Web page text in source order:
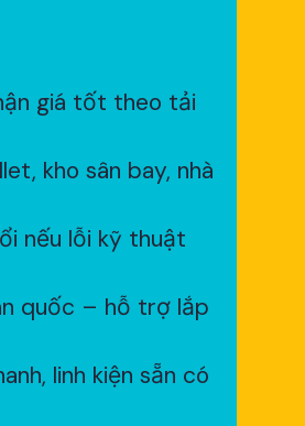
giá tốt theo tải
kho sân bay, nhà
nếu lỗi kỹ thuật
quốc – hỗ trợ lắp
linh kiện sẵn có